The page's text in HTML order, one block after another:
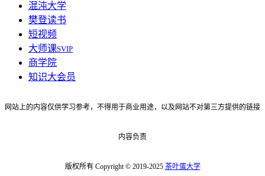
混沌大学
樊登读书
短视频
大师课SVIP
商学院
知识大会员
网站上的内容仅供学习参考，不得用于商业用途，以及网站不对第三方提供的链接
内容负责
版权所有 Copyright © 2019-2025 茶叶蛋大学